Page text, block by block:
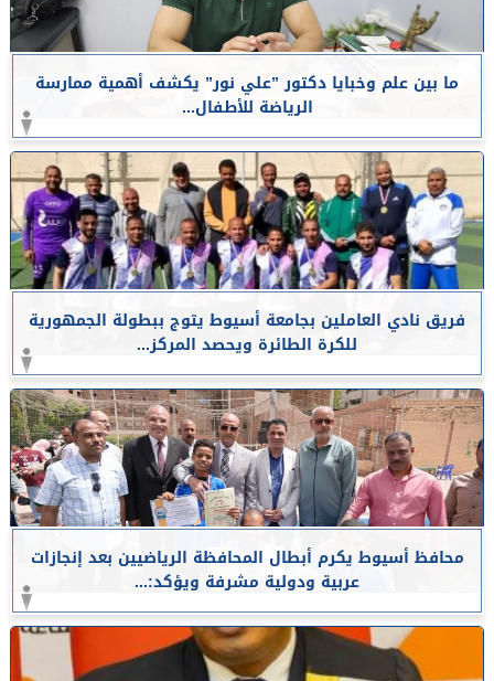
ما بين علم وخبايا دكتور ”علي نور” يكشف أهمية ممارسة
الرياضة للأطفال...
فريق نادي العاملين بجامعة أسيوط يتوج ببطولة الجمهورية
للكرة الطائرة ويحصد المركز...
محافظ أسيوط يكرم أبطال المحافظة الرياضيين بعد إنجازات
عربية ودولية مشرفة ويؤكد:...